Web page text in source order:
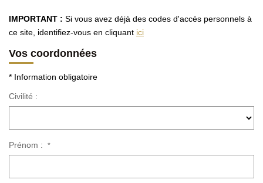
IMPORTANT : Si vous avez déjà des codes d'accés personnels à
ce site, identifiez-vous en cliquant ici
Vos coordonnées
* Information obligatoire
Civilité :
Prénom : *